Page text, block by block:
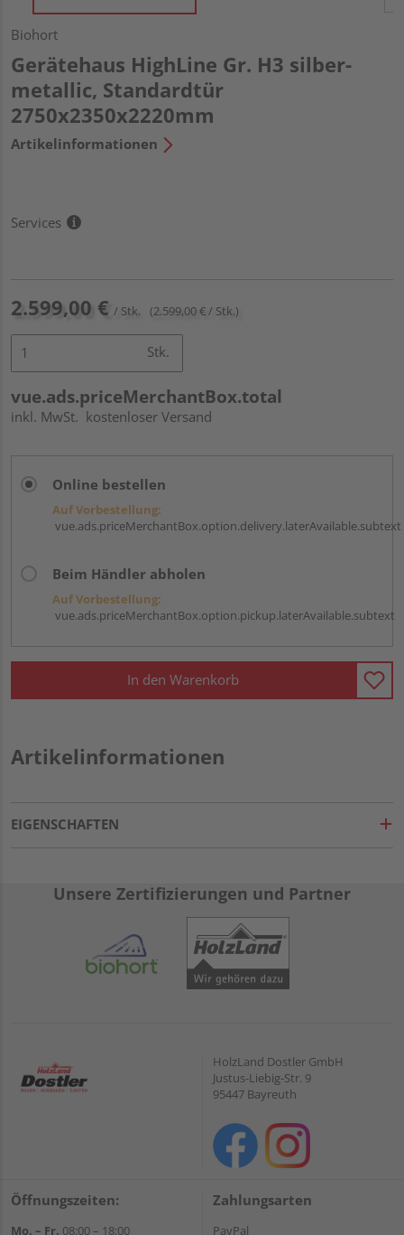
Biohort
Gerätehaus HighLine Gr. H3 silber-
metallic, Standardtür
2750x2350x2220mm
Artikelinformationen
Services
2.599,00 € / Stk. (2.599,00 € / Stk.)
Stk.
vue.ads.priceMerchantBox.total
inkl. MwSt. kostenloser Versand
Online bestellen
Auf Vorbestellung:
vue.ads.priceMerchantBox.option.delivery.laterAvailable.subtext
Beim Händler abholen
Auf Vorbestellung:
vue.ads.priceMerchantBox.option.pickup.laterAvailable.subtext
In den Warenkorb
Artikelinformationen
EIGENSCHAFTEN
Unsere Zertifizierungen und Partner
HolzLand Dostler GmbH
Justus-Liebig-Str. 9
95447 Bayreuth
Öffnungszeiten:
Mo. – Fr. 08:00 – 18:00
Zahlungsarten
PayPal